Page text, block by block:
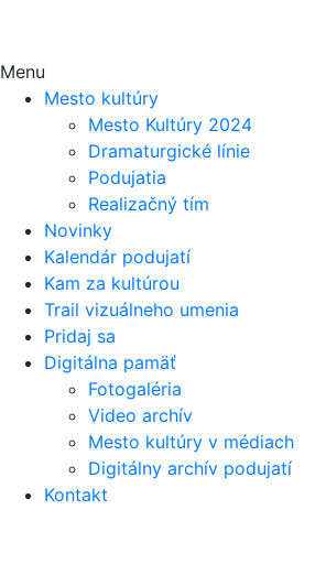
Menu
Mesto kultúry
Mesto Kultúry 2024
Dramaturgické línie
Podujatia
Realizačný tím
Novinky
Kalendár podujatí
Kam za kultúrou
Trail vizuálneho umenia
Pridaj sa
Digitálna pamäť
Fotogaléria
Video archív
Mesto kultúry v médiach
Digitálny archív podujatí
Kontakt